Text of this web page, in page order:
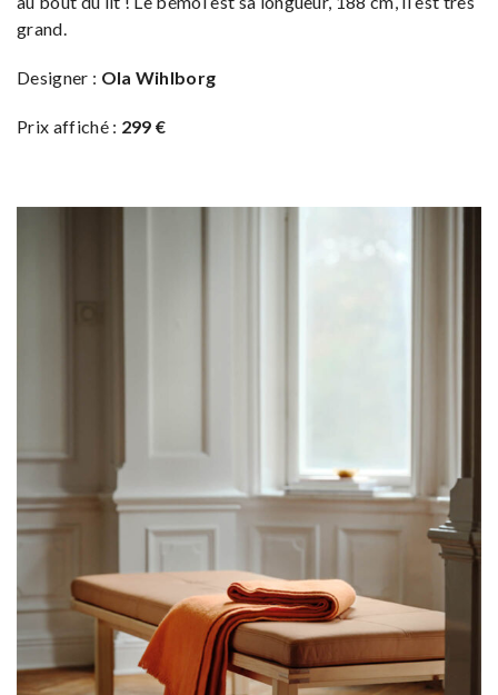
grand.
Designer : Ola Wihlborg
Prix affiché : 299 €